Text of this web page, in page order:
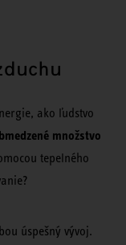
ako ľudstvo
množstvo
tepelného
úspešný vývoj.